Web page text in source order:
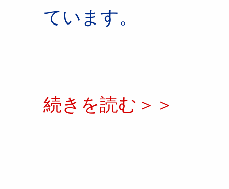
ています。
続きを読む＞＞